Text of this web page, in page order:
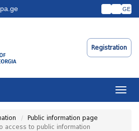
GE
Registration
Toggle
Public information page
access to public information